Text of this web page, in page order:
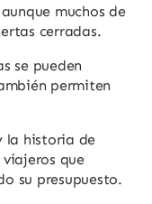
muchos de
cerradas.
se pueden
permiten
la historia de
que
su presupuesto.